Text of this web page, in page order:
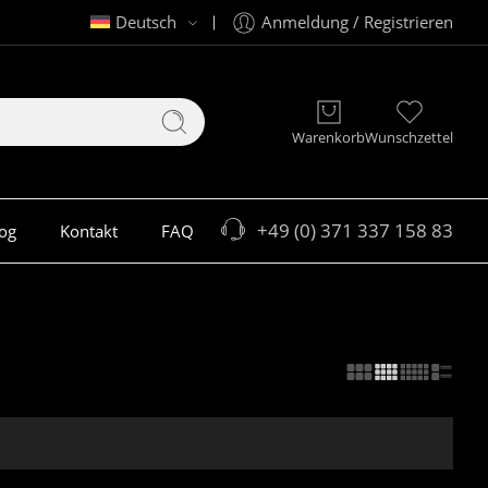
Deutsch Anmeldung / Registrieren
WarenkorbWunschzettel
Kontakt FAQ +49 (0) 371 337 158 83